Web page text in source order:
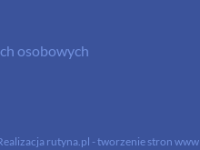
osobowych
rutyna.pl - tworzenie stron www